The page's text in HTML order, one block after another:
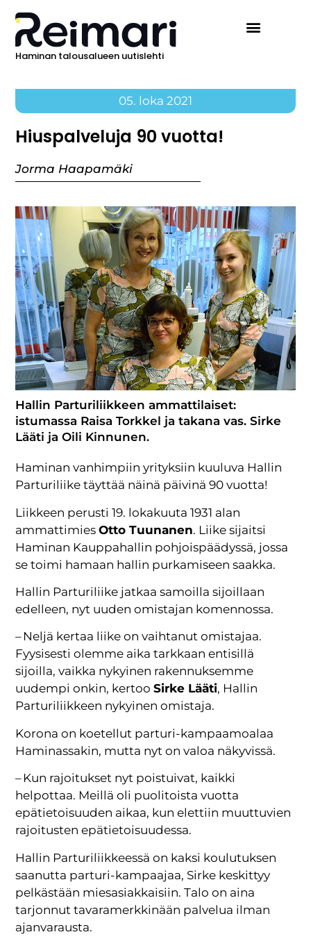
Haminan talousalueen uutislehti
05. loka 2021
Hiuspalveluja 90 vuotta!
Jorma Haapamäki
Hallin Parturiliikkeen ammattilaiset:
istumassa Raisa Torkkel ja takana vas. Sirke
Lääti ja Oili Kinnunen.
Haminan vanhimpiin yrityksiin kuuluva Hallin
Parturiliike täyttää näinä päivinä 90 vuotta!
Liikkeen perusti 19. lokakuuta 1931 alan
ammattimiesOtto Tuunanen. Liike sijaitsi
Haminan Kauppahallin pohjoispäädyssä, jossa
se toimi hamaan hallin purkamiseen saakka.
Hallin Parturiliike jatkaa samoilla sijoillaan
edelleen, nyt uuden omistajan komennossa.
– Neljä kertaa liike on vaihtanut omistajaa.
Fyysisesti olemme aika tarkkaan entisillä
sijoilla, vaikka nykyinen rakennuksemme
uudempi onkin, kertooSirke Lääti, Hallin
Parturiliikkeen nykyinen omistaja.
Korona on koetellut parturi-kampaamoalaa
Haminassakin, mutta nyt on valoa näkyvissä.
– Kun rajoitukset nyt poistuivat, kaikki
helpottaa. Meillä oli puolitoista vuotta
epätietoisuuden aikaa, kun elettiin muuttuvien
rajoitusten epätietoisuudessa.
Hallin Parturiliikkeessä on kaksi koulutuksen
saanutta parturi-kampaajaa, Sirke keskittyy
pelkästään miesasiakkaisiin. Talo on aina
tarjonnut tavaramerkkinään palvelua ilman
ajanvarausta.